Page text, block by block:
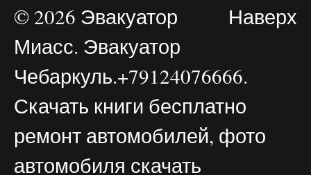
Наверх
© 2026 Эвакуатор
Миасс. Эвакуатор
Чебаркуль.+79124076666.
Скачать книги бесплатно
ремонт автомобилей, фото
автомобиля скачать